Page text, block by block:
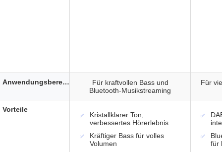
Für kraftvollen Bass und
Bluetooth-Musikstreaming
Für
Kristallklarer Ton,
verbessertes Hörerlebnis
Kräftiger Bass für volles
Volumen
für
Anwendungsbereich
Vorteile